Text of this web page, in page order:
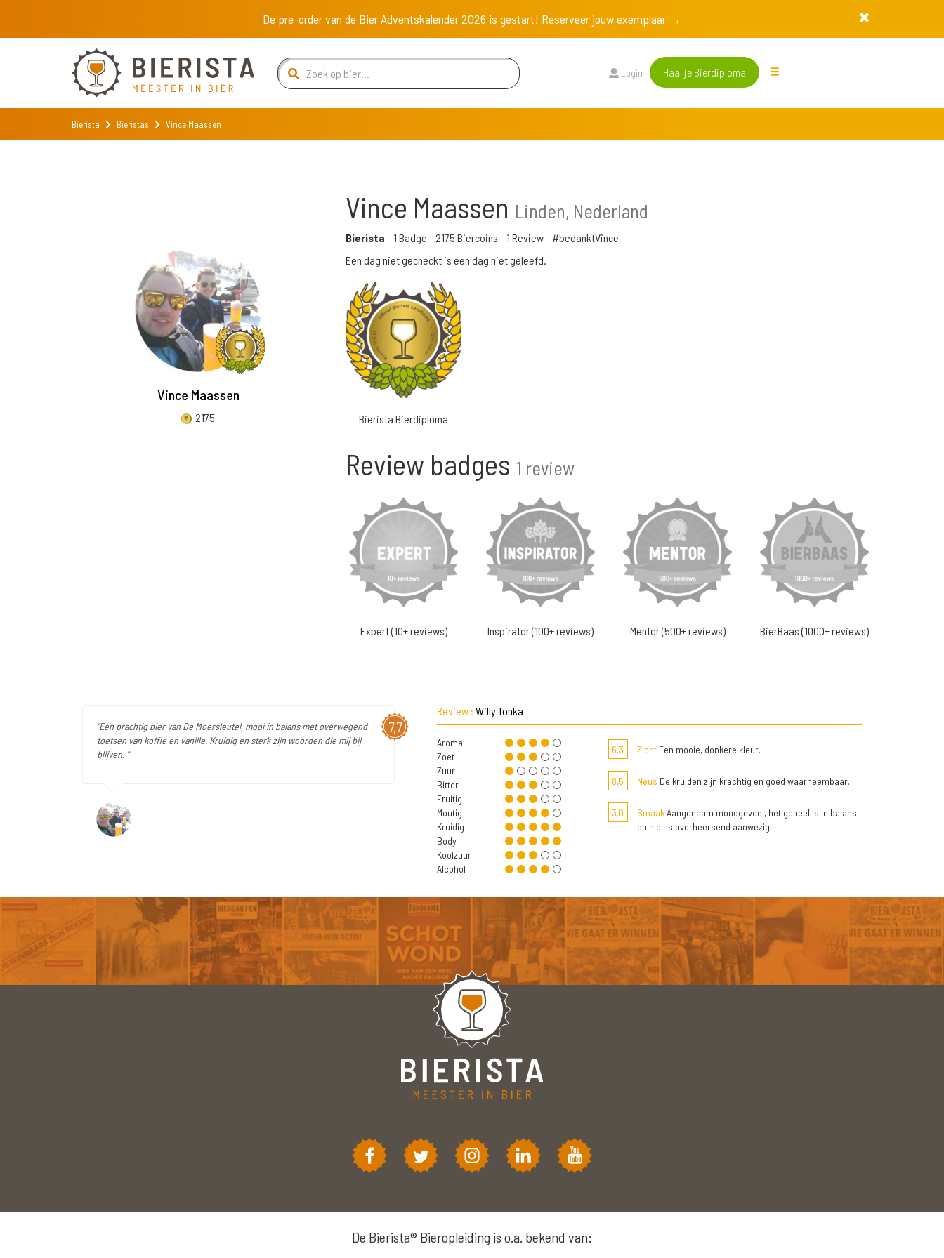
De pre-order van de Bier Adventskalender 2026 is gestart! Reserveer jouw exemplaar →
Login Haal je Bierdiploma
Bierista Bieristas Vince Maassen
Vince Maassen
2175
Vince Maassen Linden, Nederland
Bierista - 1 Badge - 2175 Biercoins - 1 Review- #bedanktVince
Een dag niet gecheckt is een dag niet geleefd.
Bierista Bierdiploma
Review badges 1 review
Expert (10+ reviews) Inspirator (100+ reviews) Mentor (500+ reviews) BierBaas (1000+ reviews)
7,7
"Een prachtig bier van De Moersleutel, mooi in balans met overwegend
toetsen van koffie en vanille. Kruidig en sterk zijn woorden die mij bij
blijven. "
Review : Willy Tonka
Aroma
Zoet
Zuur
Bitter
Fruitig
Moutig
Kruidig
Body
Koolzuur
Alcohol
6,3 ZichtEen mooie, donkere kleur.
8,5 Neus De kruiden zijn krachtig en goed waarneembaar.
3,0 SmaakAangenaam mondgevoel, het geheel is in balans
en niet is overheersend aanwezig.
De Bierista® Bieropleiding is o.a. bekend van: